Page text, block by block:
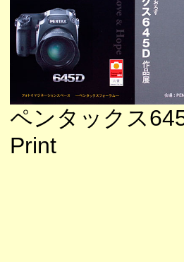
ペンタックス
Print